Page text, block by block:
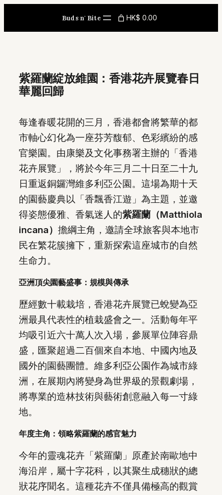
content
Buds n' Bite HK$ 0.00
紫羅蘭綻放維園：香港花卉展覽春日
華麗回歸
每逢春暖花開的三月，香港都會將繁華的都
市軸心幻化為一座芬芳馥郁、色彩繽紛的感
官樂園。由康樂及文化事務署主辦的「香港
花卉展覽」，將於今年三月二十日至二十九
日重返銅鑼灣維多利亞公園。這場為期十天
的園藝慶典以「香飄香江遊」為主題，並邀
得姿態優雅、香氣迷人的紫羅蘭（Matthiola
incana） 擔綱主角，邀請全球旅客與本地市
民在繁花簇擁下，重新探索這座城市的自然
生命力。
亞洲頂尖園藝盛事：規模與傳承
歷經數十載栽培，香港花卉展覽已蛻變為亞
洲最具代表性的植栽盛會之一。活動每年平
均吸引近六十萬人次入場，參展單位陣容鼎
盛，匯聚超過二百個來自本地、中國內地及
國外的園藝團體。維多利亞公園作為城市綠
洲，在展期內將變身為世界級的景觀劇場，
將專業的造林技術與藝術創意融入每一寸綠
地。
年度主角：領略紫羅蘭的感官魅力
今年的靈魂花卉「紫羅蘭」原產於南歐地中
海沿岸，屬十字花科，以其聚生成穗狀的總
狀花序聞名。這種花卉不僅具備極高的觀賞